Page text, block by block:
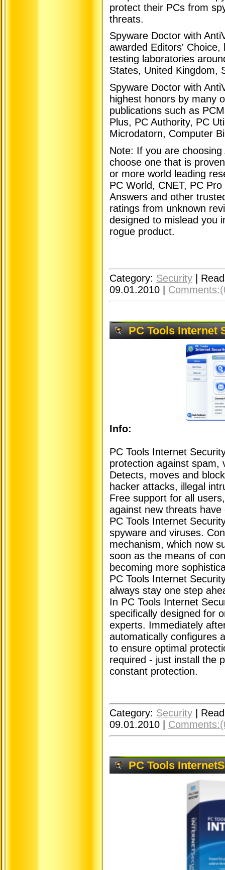
protect their PCs from
threats.
Spyware Doctor with
awarded Editors' Choice,
testing laboratories
States, United Kingdom,
Spyware Doctor with
highest honors by many
publications such as
Plus, PC Authority, PC
Microdatorn, Computer
Note: If you are
choose one that is
or more world leading
PC World, CNET, PC
Answers and other
ratings from unknown
designed to mislead you
rogue product.
Category: Security
09.01.2010
PC Tools Internet
Info:
PC Tools Internet
protection against spam,
Detects, moves and
hacker attacks, illegal
Free support for all
against new threats have
PC Tools Internet
spyware and viruses.
mechanism, which now
soon as the means of
becoming more
PC Tools Internet
always stay one step
In PC Tools Internet
specifically designed for
experts. Immediately
automatically configures
to ensure optimal
required - just install the
constant protection.
Category: Security
09.01.2010
PC Tools